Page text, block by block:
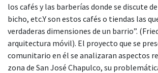
los cafés y las barberías donde se discute
bicho, etc.Y son estos cafés o tiendas las
verdaderas dimensiones de un barrio”.
arquitectura móvil). El proyecto que se
comunitario en él se analizaran aspectos
zona de San José Chapulco, su